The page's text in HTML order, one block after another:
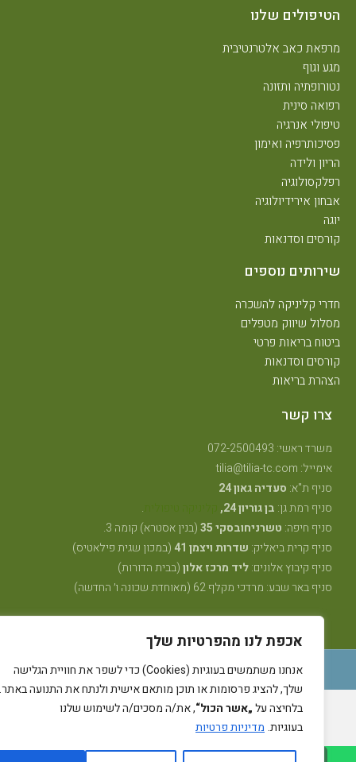
אכפת לנו מהפרטיות שלך
אנחנו משתמשים בעוגיות (Cookies) כדי לשפר את חוויית הגלישה
שלך, להציג פרסומות או תוכן מותאם אישית ולנתח את התנועה באתר.
בלחיצה על„אשר הכול“, את/ה מסכים/ה לשימוש שלנו
בעוגיות. מדיניות פרטיות
הטיפולים שלנו
מרפאת כאב אלטרנטיבית
מגע וגוף
נטורופתיה ותזונה
רפואה סינית
טיפולי אנרגיה
פסיכותרפיה ואימון
הריון ולידה
רפלקסולוגיה
אבחון אירידיולוגיה
יוגה
קורסים וסדנאות
שירותים נוספים
חדרי קליניקה להשכרה
מסלול שיווק מטפלים
ביטוח בריאות פרטי
קורסים וסדנאות
הצהרת בריאות
צרו קשר
משרד ראשי: 072-2500493
אימייל: tilia@tilia-tc.com
סניף ת"א:סעדיה גאון 24
סניף רמת גן:בן גוריון 24, קליניקה טיפולית
סניף חיפה:טשרניחובסקי 35
(בנין אסטרא) קומה 3.
סניף קרית ביאליק:שדרות ויצמן 41
(במכון שגית פילאטיס)
סניף קיבוץ אלונים:ליד מרכז אלון(בבית הדורות)
סניף באר שבע: מרדכי מקלף 62 (מאוחדת שכונה ו׳ החדשה)
רייבן מדיה - קידום ובניית אתרים